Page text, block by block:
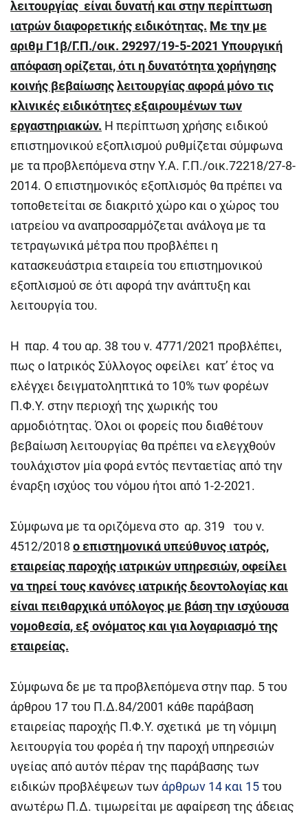
λειτουργίας είναι δυνατή και στην περίπτωση
ιατρών διαφορετικής ειδικότητας. Με την με
αριθμ Γ1β/Γ.Π./οικ. 29297/19-5-2021 Υπουργική
απόφαση ορίζεται, ότι η δυνατότητα χορήγησης
κοινής βεβαίωσηςλειτουργίας αφορά μόνο τις
κλινικές ειδικότητες εξαιρουμένων των
εργαστηριακών. Η περίπτωση χρήσης ειδικού
επιστημονικού εξοπλισμού ρυθμίζεται σύμφωνα
με τα προβλεπόμενα στην Υ.Α. Γ.Π./οικ.72218/27-8-
2014. Ο επιστημονικός εξοπλισμός θα πρέπει να
τοποθετείται σε διακριτό χώρο και ο χώρος του
ιατρείου να αναπροσαρμόζεται ανάλογα με τα
τετραγωνικά μέτρα που προβλέπει η
κατασκευάστρια εταιρεία του επιστημονικού
εξοπλισμού σε ότι αφορά την ανάπτυξη και
λειτουργία του.
Η παρ. 4 του αρ. 38 του ν. 4771/2021 προβλέπει,
πως ο Ιατρικός Σύλλογος οφείλει κατ’ έτος να
ελέγχει δειγματοληπτικά το 10% των φορέων
Π.Φ.Υ. στην περιοχή της χωρικής του
αρμοδιότητας. Όλοι οι φορείς που διαθέτουν
βεβαίωση λειτουργίας θα πρέπει να ελεγχθούν
τουλάχιστον μία φορά εντός πενταετίας από την
έναρξη ισχύος του νόμου ήτοι από 1-2-2021.
Σύμφωνα με τα οριζόμενα στο αρ. 319 του ν.
4512/2018 ο επιστημονικά υπεύθυνος ιατρός,
εταιρείας παροχής ιατρικών υπηρεσιών, οφείλει
να τηρεί τους κανόνες ιατρικής δεοντολογίας και
είναι πειθαρχικά υπόλογος με βάση την ισχύουσα
νομοθεσία, εξ ονόματος και για λογαριασμό της
εταιρείας.
Σύμφωνα δε με τα προβλεπόμενα στην παρ. 5 του
άρθρου 17 του Π.Δ.84/2001 κάθε παράβαση
εταιρείας παροχής Π.Φ.Υ. σχετικά με τη νόμιμη
λειτουργία του φορέα ή την παροχή υπηρεσιών
υγείας από αυτόν πέραν της παράβασης των
ειδικών προβλέψεων των άρθρων 14 και 15του
ανωτέρω Π.Δ. τιμωρείται με αφαίρεση της άδειας